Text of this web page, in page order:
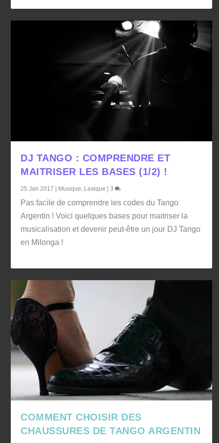
DJ TANGO : COMPRENDRE ET
MAITRISER LES BASES (1/2) !
25 Jan 2017 | Musique, Lexique |3
Pas facile de comprendre les codes du Tango
Argentin ! Voici quelques bases pour maitriser la
musicalisation et devenir peut-être un jour DJ Tango
en Milonga !
COMMENT CHOISIR DES
CHAUSSURES DE TANGO ARGENTIN